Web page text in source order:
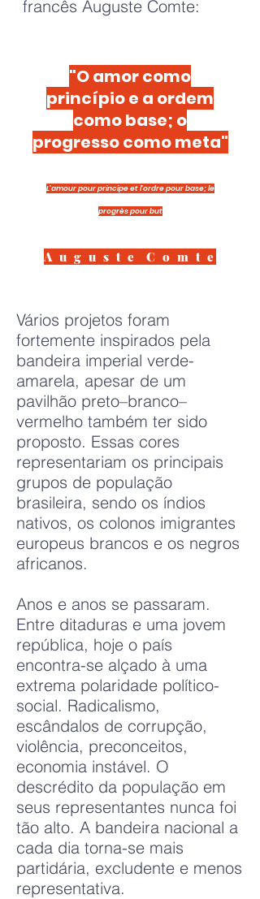
francês Auguste Comte:
"O amor como
princípio e a ordem
como base; o
progresso como meta"
L’amour pour principe et l’ordre pour base; le
progrès pour but
A u g u s t e C o m t e
Vários projetos foram
fortemente inspirados pela
bandeira imperial verde-
amarela, apesar de um
pavilhão preto–branco–
vermelho também ter sido
proposto. Essas cores
representariam os principais
grupos de população
brasileira, sendo os índios
nativos, os colonos imigrantes
europeus brancos e os negros
africanos.
Anos e anos se passaram.
Entre ditaduras e uma jovem
república, hoje o país
encontra-se alçado à uma
extrema polaridade político-
social. Radicalismo,
escândalos de corrupção,
violência, preconceitos,
economia instável. O
descrédito da população em
seus representantes nunca foi
tão alto. A bandeira nacional a
cada dia torna-se mais
partidária, excludente e menos
representativa.